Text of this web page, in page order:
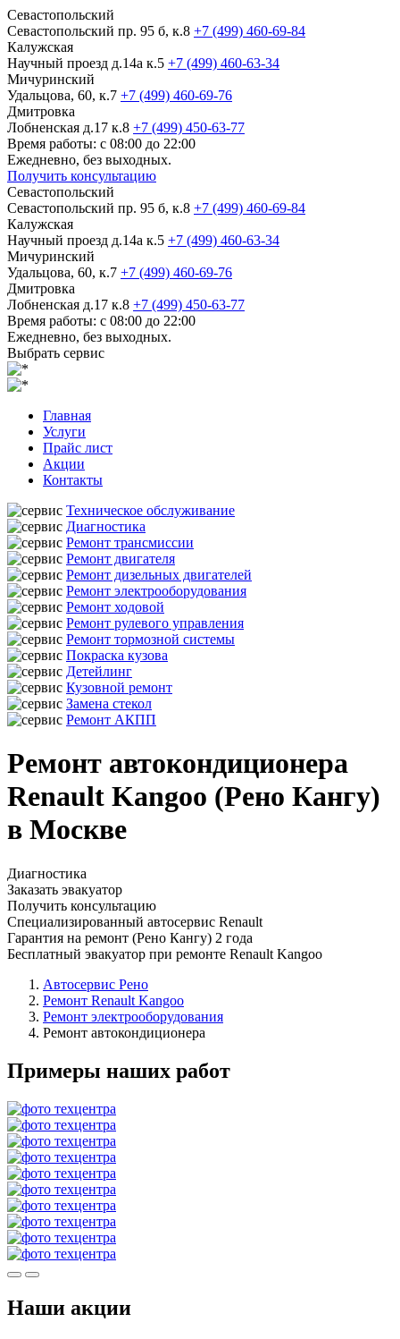
Севастопольский
Севастопольский пр. 95 б, к.8 +7 (499) 460-69-84
Калужская
Научный проезд д.14а к.5 +7 (499) 460-63-34
Мичуринский
Удальцова, 60, к.7 +7 (499) 460-69-76
Дмитровка
Лобненская д.17 к.8 +7 (499) 450-63-77
Время работы: с 08:00 до 22:00
Ежедневно, без выходных.
Получить консультацию
Севастопольский
Севастопольский пр. 95 б, к.8 +7 (499) 460-69-84
Калужская
Научный проезд д.14а к.5 +7 (499) 460-63-34
Мичуринский
Удальцова, 60, к.7 +7 (499) 460-69-76
Дмитровка
Лобненская д.17 к.8 +7 (499) 450-63-77
Время работы: с 08:00 до 22:00
Ежедневно, без выходных.
Выбрать сервис
Главная
Услуги
Прайс лист
Акции
Контакты
Техническое обслуживание
Диагностика
Ремонт трансмиссии
Ремонт двигателя
Ремонт дизельных двигателей
Ремонт электрооборудования
Ремонт ходовой
Ремонт рулевого управления
Ремонт тормозной системы
Покраска кузова
Детейлинг
Кузовной ремонт
Замена стекол
Ремонт АКПП
Ремонт автокондиционера
Renault Kangoo (Рено Кангу)
в Москве
Диагностика
Заказать эвакуатор
Получить консультацию
Специализированный автосервис Renault
Гарантия на ремонт (Рено Кангу) 2 года
Бесплатный эвакуатор при ремонте Renault Kangoo
Автосервис Рено
Ремонт Renault Kangoo
Ремонт электрооборудования
Ремонт автокондиционера
Примеры наших работ
Наши акции